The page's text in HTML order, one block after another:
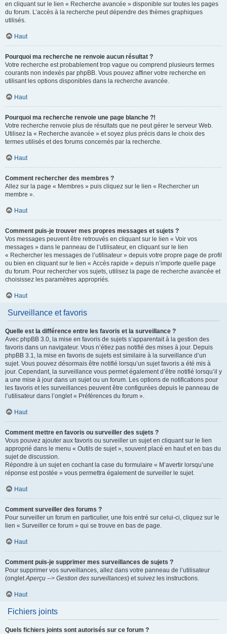
en cliquant sur le lien « Recherche avancée » disponible sur toutes les pages
du forum. L’accès à la recherche peut dépendre des thèmes graphiques
utilisés.
Haut
Pourquoi ma recherche ne renvoie aucun résultat ?
Votre recherche est probablement trop vague ou comprend plusieurs termes
courants non indexés par phpBB. Vous pouvez affiner votre recherche en
utilisant les options disponibles dans la recherche avancée.
Haut
Pourquoi ma recherche renvoie une page blanche ?!
Votre recherche renvoie plus de résultats que ne peut gérer le serveur Web.
Utilisez la « Recherche avancée » et soyez plus précis dans le choix des
termes utilisés et des forums concernés par la recherche.
Haut
Comment rechercher des membres ?
Allez sur la page « Membres » puis cliquez sur le lien « Rechercher un
membre ».
Haut
Comment puis-je trouver mes propres messages et sujets ?
Vos messages peuvent être retrouvés en cliquant sur le lien « Voir vos
messages » dans le panneau de l’utilisateur, en cliquant sur le lien
« Rechercher les messages de l’utilisateur » depuis votre propre page de profil
ou bien en cliquant sur le lien « Accès rapide » depuis n’importe quelle page
du forum. Pour rechercher vos sujets, utilisez la page de recherche avancée et
choisissez les paramètres appropriés.
Haut
Surveillance et favoris
Quelle est la différence entre les favoris et la surveillance ?
Avec phpBB 3.0, la mise en favoris de sujets s’apparentait à la gestion des
favoris dans un navigateur. Vous n’étiez pas notifié des mises à jour. Depuis
phpBB 3.1, la mise en favoris de sujets est similaire à la surveillance d’un
sujet. Vous pouvez désormais être notifié lorsqu’un sujet favoris a été mis à
jour. Cependant, la surveillance vous permet également d’être notifié lorsqu’il y
a une mise à jour dans un sujet ou un forum. Les options de notifications pour
les favoris et les surveillances peuvent être configurées depuis le panneau de
l’utilisateur dans l’onglet « Préférences du forum ».
Haut
Comment mettre en favoris ou surveiller des sujets ?
Vous pouvez ajouter aux favoris ou surveiller un sujet en cliquant sur le lien
approprié dans le menu « Outils de sujet », souvent placé en haut et en bas du
sujet de discussion.
Répondre à un sujet en cochant la case du formulaire « M’avertir lorsqu’une
réponse est postée » vous permettra également de surveiller le sujet.
Haut
Comment surveiller des forums ?
Pour surveiller un forum en particulier, une fois entré sur celui-ci, cliquez sur le
lien « Surveiller ce forum » qui se trouve en bas de page.
Haut
Comment puis-je supprimer mes surveillances de sujets ?
Pour supprimer vos surveillances, allez dans votre panneau de l’utilisateur
(ongletAperçu --> Gestion des surveillances) et suivez les instructions.
Haut
Fichiers joints
Quels fichiers joints sont autorisés sur ce forum ?